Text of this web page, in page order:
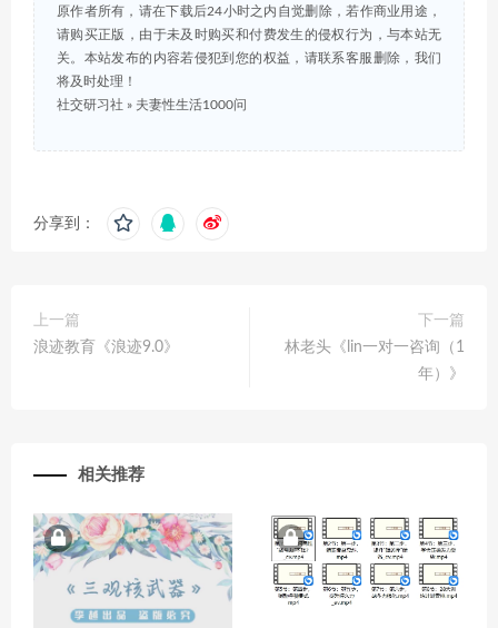
原作者所有，请在下载后24小时之内自觉删除，若作商业用途，
请购买正版，由于未及时购买和付费发生的侵权行为，与本站无
关。本站发布的内容若侵犯到您的权益，请联系客服删除，我们
将及时处理！
社交研习社 » 夫妻性生活1000问
分享到：
上一篇
浪迹教育《浪迹9.0》
下一篇
林老头《lin一对一咨询（1
年）》
相关推荐